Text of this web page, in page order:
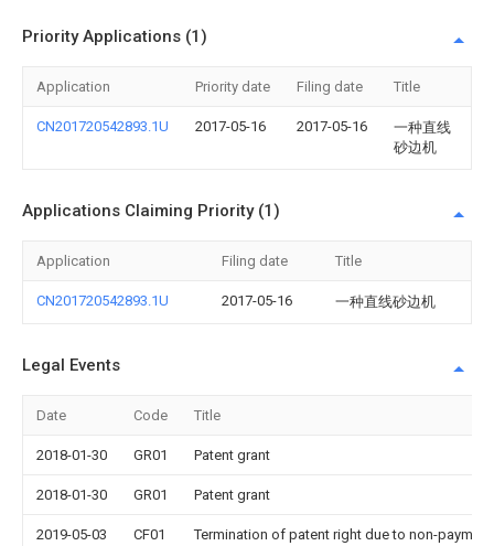
Priority Applications (1)
Application Priority date Filing date Title
CN201720542893.1U 2017-05-16 2017-05-16
一种直线
砂边机
Applications Claiming Priority (1)
Application Filing date Title
CN201720542893.1U 2017-05-16 一种直线砂边机
Legal Events
Date Code Title
2018-01-30 GR01 Patent grant
2018-01-30 GR01 Patent grant
2019-05-03 CF01 Termination of patent right due to non-